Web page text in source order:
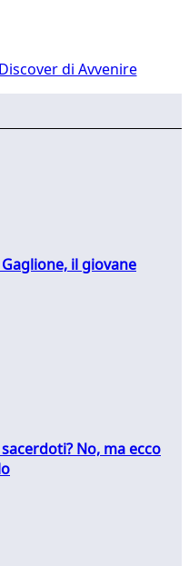
di Avvenire
il giovane
No, ma ecco